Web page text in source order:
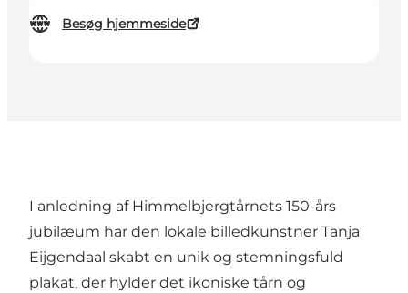
Besøg hjemmeside
I anledning af Himmelbjergtårnets 150-års
jubilæum har den lokale billedkunstner Tanja
Eijgendaal skabt en unik og stemningsfuld
plakat, der hylder det ikoniske tårn og